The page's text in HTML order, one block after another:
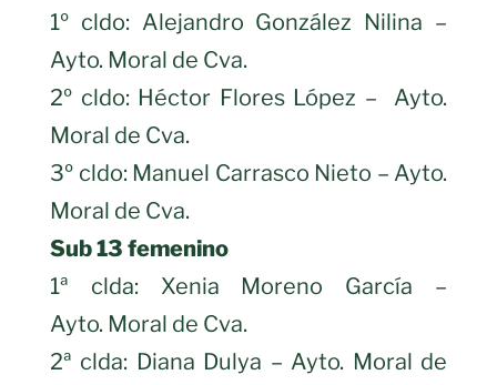
1º cldo: Alejandro González Nilina –
Ayto. Moral de Cva.
2º cldo: Héctor Flores López – Ayto.
Moral de Cva.
3º cldo: Manuel Carrasco Nieto – Ayto.
Moral de Cva.
Sub 13 femenino
1ª clda: Xenia Moreno García –
Ayto. Moral de Cva.
2ª clda: Diana Dulya – Ayto. Moral de